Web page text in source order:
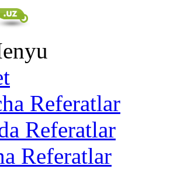
Referatlar
Referatlar
Referatlar